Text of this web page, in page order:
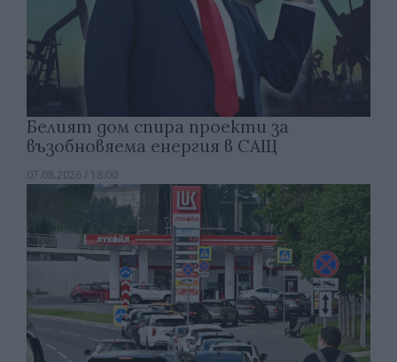
Белият дом спира проекти за
възобновяема енергия в САЩ
07.08.2026 / 18:00